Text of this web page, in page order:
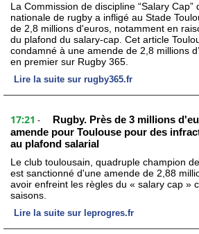
La Commission de discipline “Salary Cap”
nationale de rugby a infligé au Stade
de 2,8 millions d'euros, notamment en
du plafond du salary-cap. Cet article
condamné à une amende de 2,8 millions
en premier sur Rugby 365.
Lire la suite sur rugby365.fr
17:21 -
Rugby. Près de 3 millions
amende pour Toulouse pour des
au plafond salarial
Le club toulousain, quadruple champion
est sanctionné d'une amende de 2,88
avoir enfreint les règles du « salary cap »
saisons.
Lire la suite sur leprogres.fr